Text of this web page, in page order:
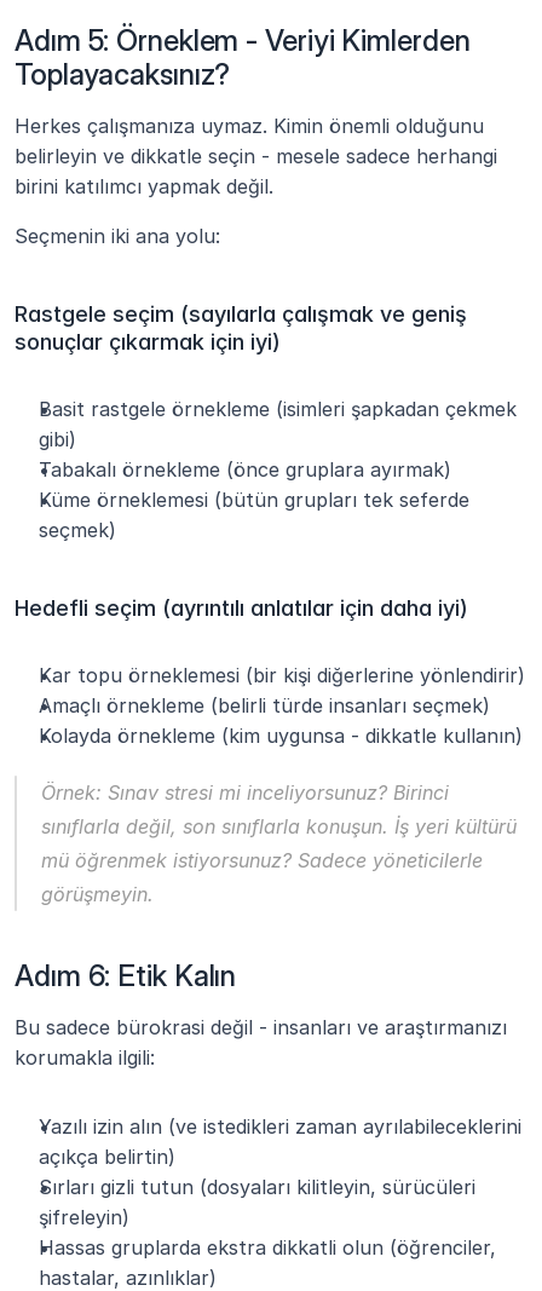
Adım 5: Örneklem - Veriyi Kimlerden
Toplayacaksınız?
Herkes çalışmanıza uymaz. Kimin önemli olduğunu
belirleyin ve dikkatle seçin - mesele sadece herhangi
birini katılımcı yapmak değil.
Seçmenin iki ana yolu:
Rastgele seçim (sayılarla çalışmak ve geniş
sonuçlar çıkarmak için iyi)
Basit rastgele örnekleme (isimleri şapkadan çekmek
gibi)
Tabakalı örnekleme (önce gruplara ayırmak)
Küme örneklemesi (bütün grupları tek seferde
seçmek)
Hedefli seçim (ayrıntılı anlatılar için daha iyi)
Kar topu örneklemesi (bir kişi diğerlerine yönlendirir)
Amaçlı örnekleme (belirli türde insanları seçmek)
Kolayda örnekleme (kim uygunsa - dikkatle kullanın)
Örnek: Sınav stresi mi inceliyorsunuz? Birinci
sınıflarla değil, son sınıflarla konuşun. İş yeri kültürü
mü öğrenmek istiyorsunuz? Sadece yöneticilerle
görüşmeyin.
Adım 6: Etik Kalın
Bu sadece bürokrasi değil - insanları ve araştırmanızı
korumakla ilgili:
Yazılı izin alın (ve istedikleri zaman ayrılabileceklerini
açıkça belirtin)
Sırları gizli tutun (dosyaları kilitleyin, sürücüleri
şifreleyin)
Hassas gruplarda ekstra dikkatli olun (öğrenciler,
hastalar, azınlıklar)